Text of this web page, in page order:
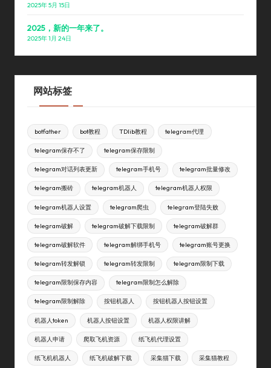
2025年 5月 15日
2025，新的一年来了。
2025年 1月 24日
网站标签
botfather bot教程 TDlib教程 telegram代理
telegram保存不了 telegram保存限制
telegram对话列表更新 telegram手机号 telegram批量修改
telegram搬砖 telegram机器人 telegram机器人权限
telegram机器人设置 telegram爬虫 telegram登陆失败
telegram破解 telegram破解下载限制 telegram破解群
telegram破解软件 telegram解绑手机号 telegram账号更换
telegram转发解锁 telegram转发限制 telegram限制下载
telegram限制保存内容 telegram限制怎么解除
telegram限制解除 按钮机器人 按钮机器人按钮设置
机器人token 机器人按钮设置 机器人权限讲解
机器人申请 爬取飞机资源 纸飞机代理设置
纸飞机机器人 纸飞机破解下载 采集猫下载 采集猫教程